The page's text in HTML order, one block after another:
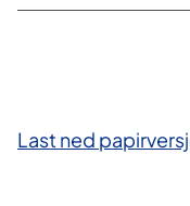
Last ned